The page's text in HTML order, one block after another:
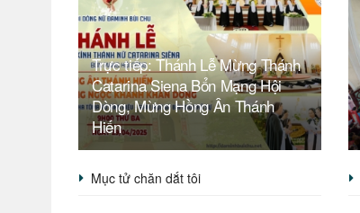
Trực tiếp: Thánh Lễ Mừng Thánh
Catarina Siena Bổn Mạng Hội
Dòng, Mừng Hồng Ân Thánh
Hiến
Mục tử chăn dắt tôi